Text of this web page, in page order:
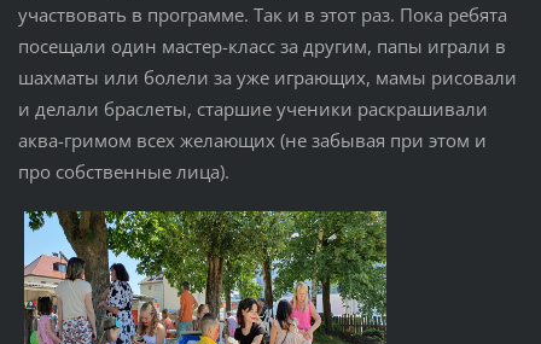
участвовать в программе. Так и в этот раз. Пока ребята
посещали один мастер-класс за другим, папы играли в
шахматы или болели за уже играющих, мамы рисовали
и делали браслеты, старшие ученики раскрашивали
аква-гримом всех желающих (не забывая при этом и
про собственные лица).